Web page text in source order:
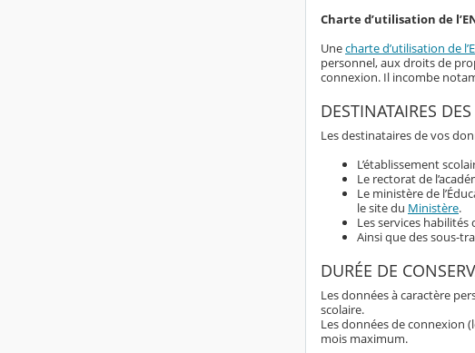
Charte d’utilisation de
Unecharte d’utilisation de
personnel, aux droits de
connexion. Il incombe
DESTINATAIRES
Les destinataires de vos
L’établissement
Le rectorat de
Le ministère de
le site du Ministère.
Les services
Ainsi que des sous-
DURÉE DE
Les données à caractère
scolaire.
Les données de connexion
mois maximum.